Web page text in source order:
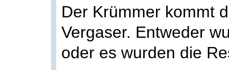
Der Krümmer kommt
Vergaser. Entweder
oder es wurden die